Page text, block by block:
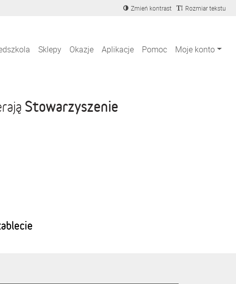
Zmień kontrast Rozmiar tekstu
Sklepy Okazje Aplikacje Pomoc Moje konto
Stowarzyszenie